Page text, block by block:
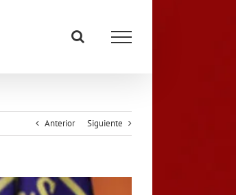
Anterior Siguiente